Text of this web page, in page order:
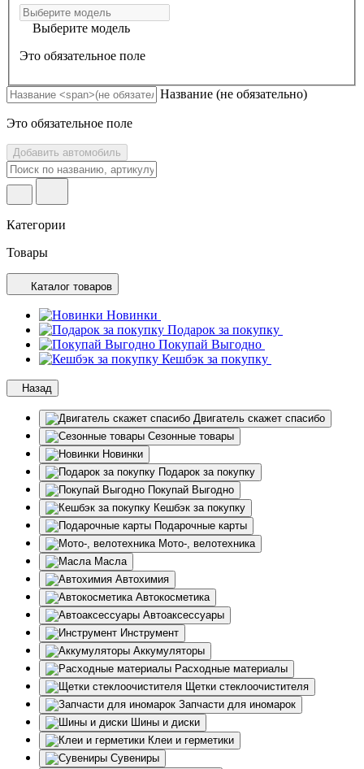
Выберите модель
Это обязательное поле
Название (не обязательно)
Это обязательное поле
Добавить автомобиль
Категории
Товары
Каталог товаров
Новинки
Подарок за покупку
Покупай Выгодно
Кешбэк за покупку
Назад
Двигатель скажет спасибо
Сезонные товары
Новинки
Подарок за покупку
Покупай Выгодно
Кешбэк за покупку
Подарочные карты
Мото-, велотехника
Масла
Автохимия
Автокосметика
Автоаксессуары
Инструмент
Аккумуляторы
Расходные материалы
Щетки стеклоочистителя
Запчасти для иномарок
Шины и диски
Клеи и герметики
Сувениры